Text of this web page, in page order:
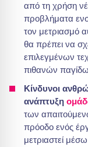
από τη χρήση
προβλήματα
τον μετριασμό
θα πρέπει να
επιλεγμένων
πιθανών
Κίνδυνοι
ανάπτυξη
των
πρόοδο ενός
μετριαστεί